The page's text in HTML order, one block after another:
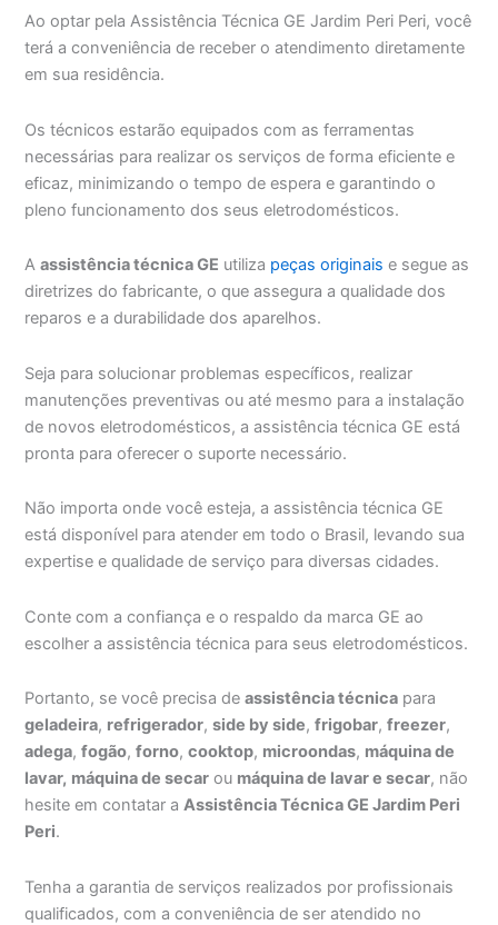
Ao optar pela Assistência Técnica GE Jardim Peri Peri, você
terá a conveniência de receber o atendimento diretamente
em sua residência.
Os técnicos estarão equipados com as ferramentas
necessárias para realizar os serviços de forma eficiente e
eficaz, minimizando o tempo de espera e garantindo o
pleno funcionamento dos seus eletrodomésticos.
Aassistência técnica GE utiliza peças originais e segue as
diretrizes do fabricante, o que assegura a qualidade dos
reparos e a durabilidade dos aparelhos.
Seja para solucionar problemas específicos, realizar
manutenções preventivas ou até mesmo para a instalação
de novos eletrodomésticos, a assistência técnica GE está
pronta para oferecer o suporte necessário.
Não importa onde você esteja, a assistência técnica GE
está disponível para atender em todo o Brasil, levando sua
expertise e qualidade de serviço para diversas cidades.
Conte com a confiança e o respaldo da marca GE ao
escolher a assistência técnica para seus eletrodomésticos.
Portanto, se você precisa deassistência técnica para
geladeira, refrigerador,side by side,frigobar,freezer,
adega,fogão,forno,cooktop, microondas, máquina de
lavar, máquina de secar ou máquina de lavar e secar, não
hesite em contatar aAssistência Técnica GE Jardim Peri
Peri.
Tenha a garantia de serviços realizados por profissionais
qualificados, com a conveniência de ser atendido no